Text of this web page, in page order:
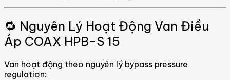
🔁 Nguyên Lý Hoạt Động Van Điều
Áp COAX HPB-S 15
Van hoạt động theo nguyên lý bypass pressure
regulation: